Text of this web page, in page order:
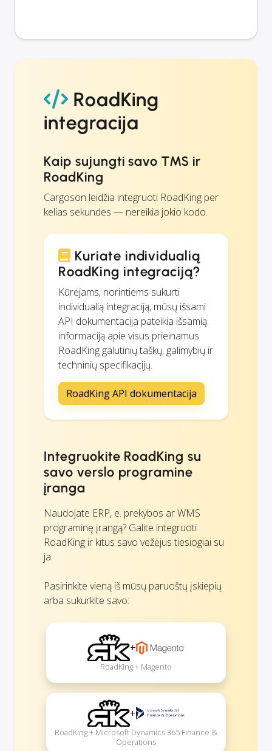
RoadKing
integracija
Kaip sujungti savo TMS ir
RoadKing
Cargoson leidžia integruoti RoadKing per
kelias sekundes — nereikia jokio kodo.
Kuriate individualią
RoadKing integraciją?
Kūrėjams, norintiems sukurti
individualią integraciją, mūsų išsami
API dokumentacija pateikia išsamią
informaciją apie visus prieinamus
RoadKing galutinių taškų, galimybių ir
techninių specifikacijų.
RoadKing API dokumentacija
Integruokite RoadKing su
savo verslo programine
įranga
Naudojate ERP, e. prekybos ar WMS
programinę įrangą? Galite integruoti
RoadKing ir kitus savo vežėjus tiesiogiai su
ja.
Pasirinkite vieną iš mūsų paruoštų įskiepių
arba sukurkite savo:
+
RoadKing + Magento
+
RoadKing + Microsoft Dynamics 365 Finance &
Operations